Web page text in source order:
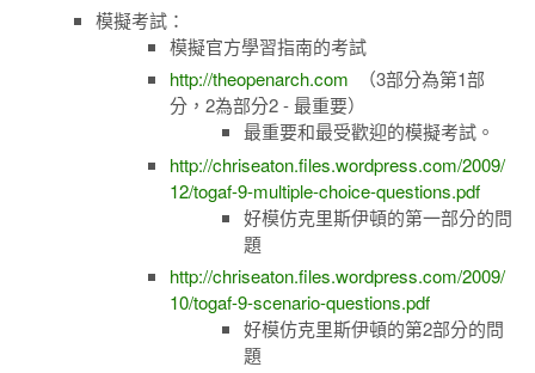
模擬考試：
模擬官方學習指南的考試
http://theopenarch.com
（3部分為第1部
分，2為部分2 - 最重要）
最重要和最受歡迎的模擬考試。
http://chriseaton.files.wordpress.com/2009/
12/togaf-9-multiple-choice-questions.pdf
好模仿克里斯伊頓的第一部分的問
題
http://chriseaton.files.wordpress.com/2009/
10/togaf-9-scenario-questions.pdf
好模仿克里斯伊頓的第2部分的問
題